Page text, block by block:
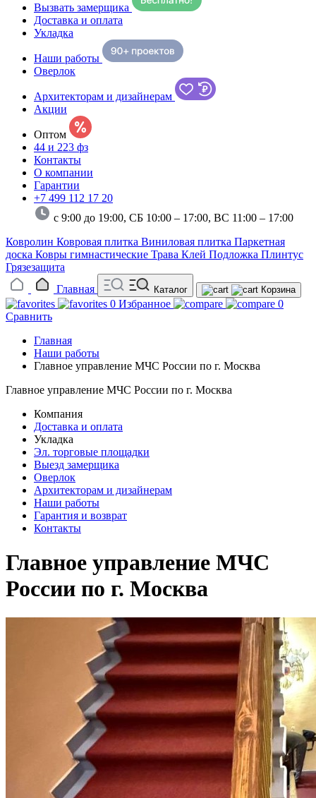
Вызвать замерщика
Доставка и оплата
Укладка
Наши работы
Оверлок
Архитекторам и дизайнерам
Акции
Оптом
44 и 223 фз
Контакты
О компании
Гарантии
+7 499 112 17 20
с 9:00 до 19:00, СБ 10:00 – 17:00, ВС 11:00 – 17:00
Ковролин Ковровая плитка Виниловая плитка Паркетная
доска Ковры гимнастические Трава Клей Подложка Плинтус
Грязезащита
Главная
Каталог Корзина
0 Избранное
0
Сравнить
Главная
Наши работы
Главное управление МЧС России по г. Москва
Главное управление МЧС России по г. Москва
Компания
Доставка и оплата
Укладка
Эл. торговые площадки
Выезд замерщика
Оверлок
Архитекторам и дизайнерам
Наши работы
Гарантия и возврат
Контакты
Главное управление МЧС
России по г. Москва